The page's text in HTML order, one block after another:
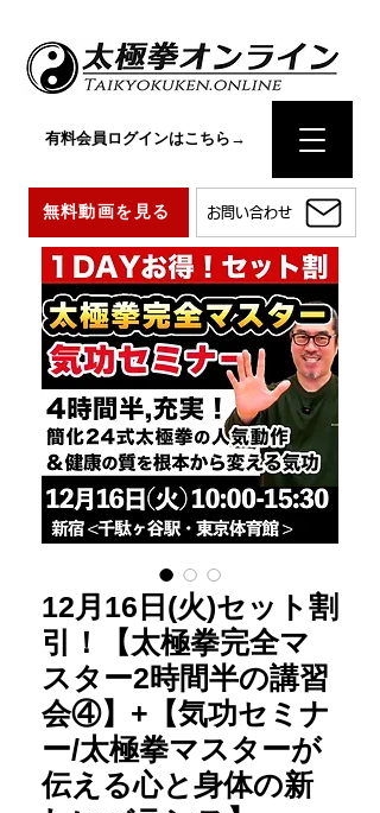
お問い合わせ
無料動画を見る
有料会員ログインはこちら→
12月16日(火)セット割
引！【太極拳完全マ
スター2時間半の講習
会④】+【気功セミナ
ー/太極拳マスターが
伝える心と身体の新